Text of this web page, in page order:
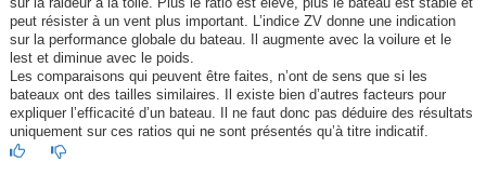
sur la raideur à la toile. Plus le ratio est élevé, plus le bateau est stable et
peut résister à un vent plus important. L’indice ZV donne une indication
sur la performance globale du bateau. Il augmente avec la voilure et le
lest et diminue avec le poids.
Les comparaisons qui peuvent être faites, n’ont de sens que si les
bateaux ont des tailles similaires. Il existe bien d’autres facteurs pour
expliquer l’efficacité d’un bateau. Il ne faut donc pas déduire des résultats
uniquement sur ces ratios qui ne sont présentés qu’à titre indicatif.